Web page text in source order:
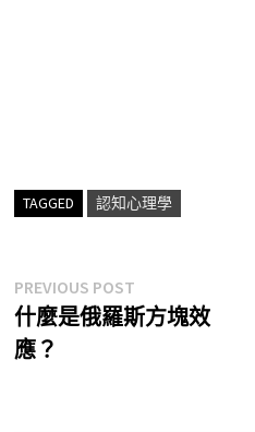
TAGGED 認知心理學
文
章
導
PREVIOUS POSTPrevious
post:
什麼是俄羅斯方塊效
應？